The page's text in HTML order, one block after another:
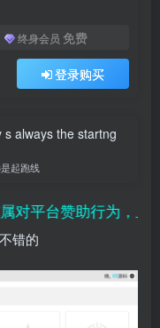
终身会员 免费
登录购买
always the startng
起跑线
台赞助行为，且虚
错的